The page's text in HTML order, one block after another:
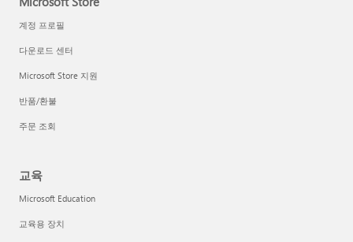
계정 프로필
다운로드 센터
Microsoft Store 지원
반품/환불
주문 조회
교육
Microsoft Education
교육용 장치